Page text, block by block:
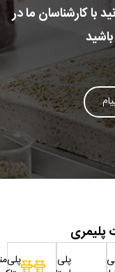
با کارشناسان ما در
پلیمری
پلی